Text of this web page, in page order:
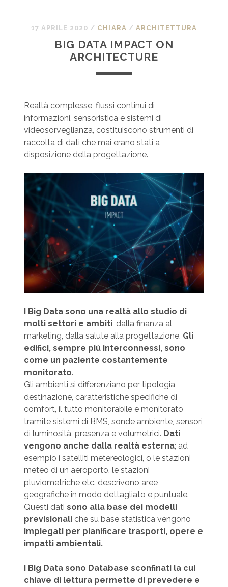
17 APRILE 2020 / CHIARA / ARCHITETTURA
BIG DATA IMPACT ON
ARCHITECTURE
Realtà complesse, flussi continui di
informazioni, sensoristica e sistemi di
videosorveglianza, costituiscono strumenti di
raccolta di dati che mai erano stati a
disposizione della progettazione.
I Big Data sono una realtà allo studio di
molti settori e ambiti, dalla finanza al
marketing, dalla salute alla progettazione. Gli
edifici, sempre più interconnessi, sono
come un paziente costantemente
monitorato.
Gli ambienti si differenziano per tipologia,
destinazione, caratteristiche specifiche di
comfort, il tutto monitorabile e monitorato
tramite sistemi di BMS, sonde ambiente, sensori
di luminosità, presenza e volumetrici. Dati
vengono anche dalla realtà esterna; ad
esempio i satelliti metereologici, o le stazioni
meteo di un aeroporto, le stazioni
pluviometriche etc. descrivono aree
geografiche in modo dettagliato e puntuale.
Questi dati sono alla base dei modelli
previsionali che su base statistica vengono
impiegati per pianificare trasporti, opere e
impatti ambientali.
I Big Data sono Database sconfinati la cui
chiave di lettura permette di prevedere e